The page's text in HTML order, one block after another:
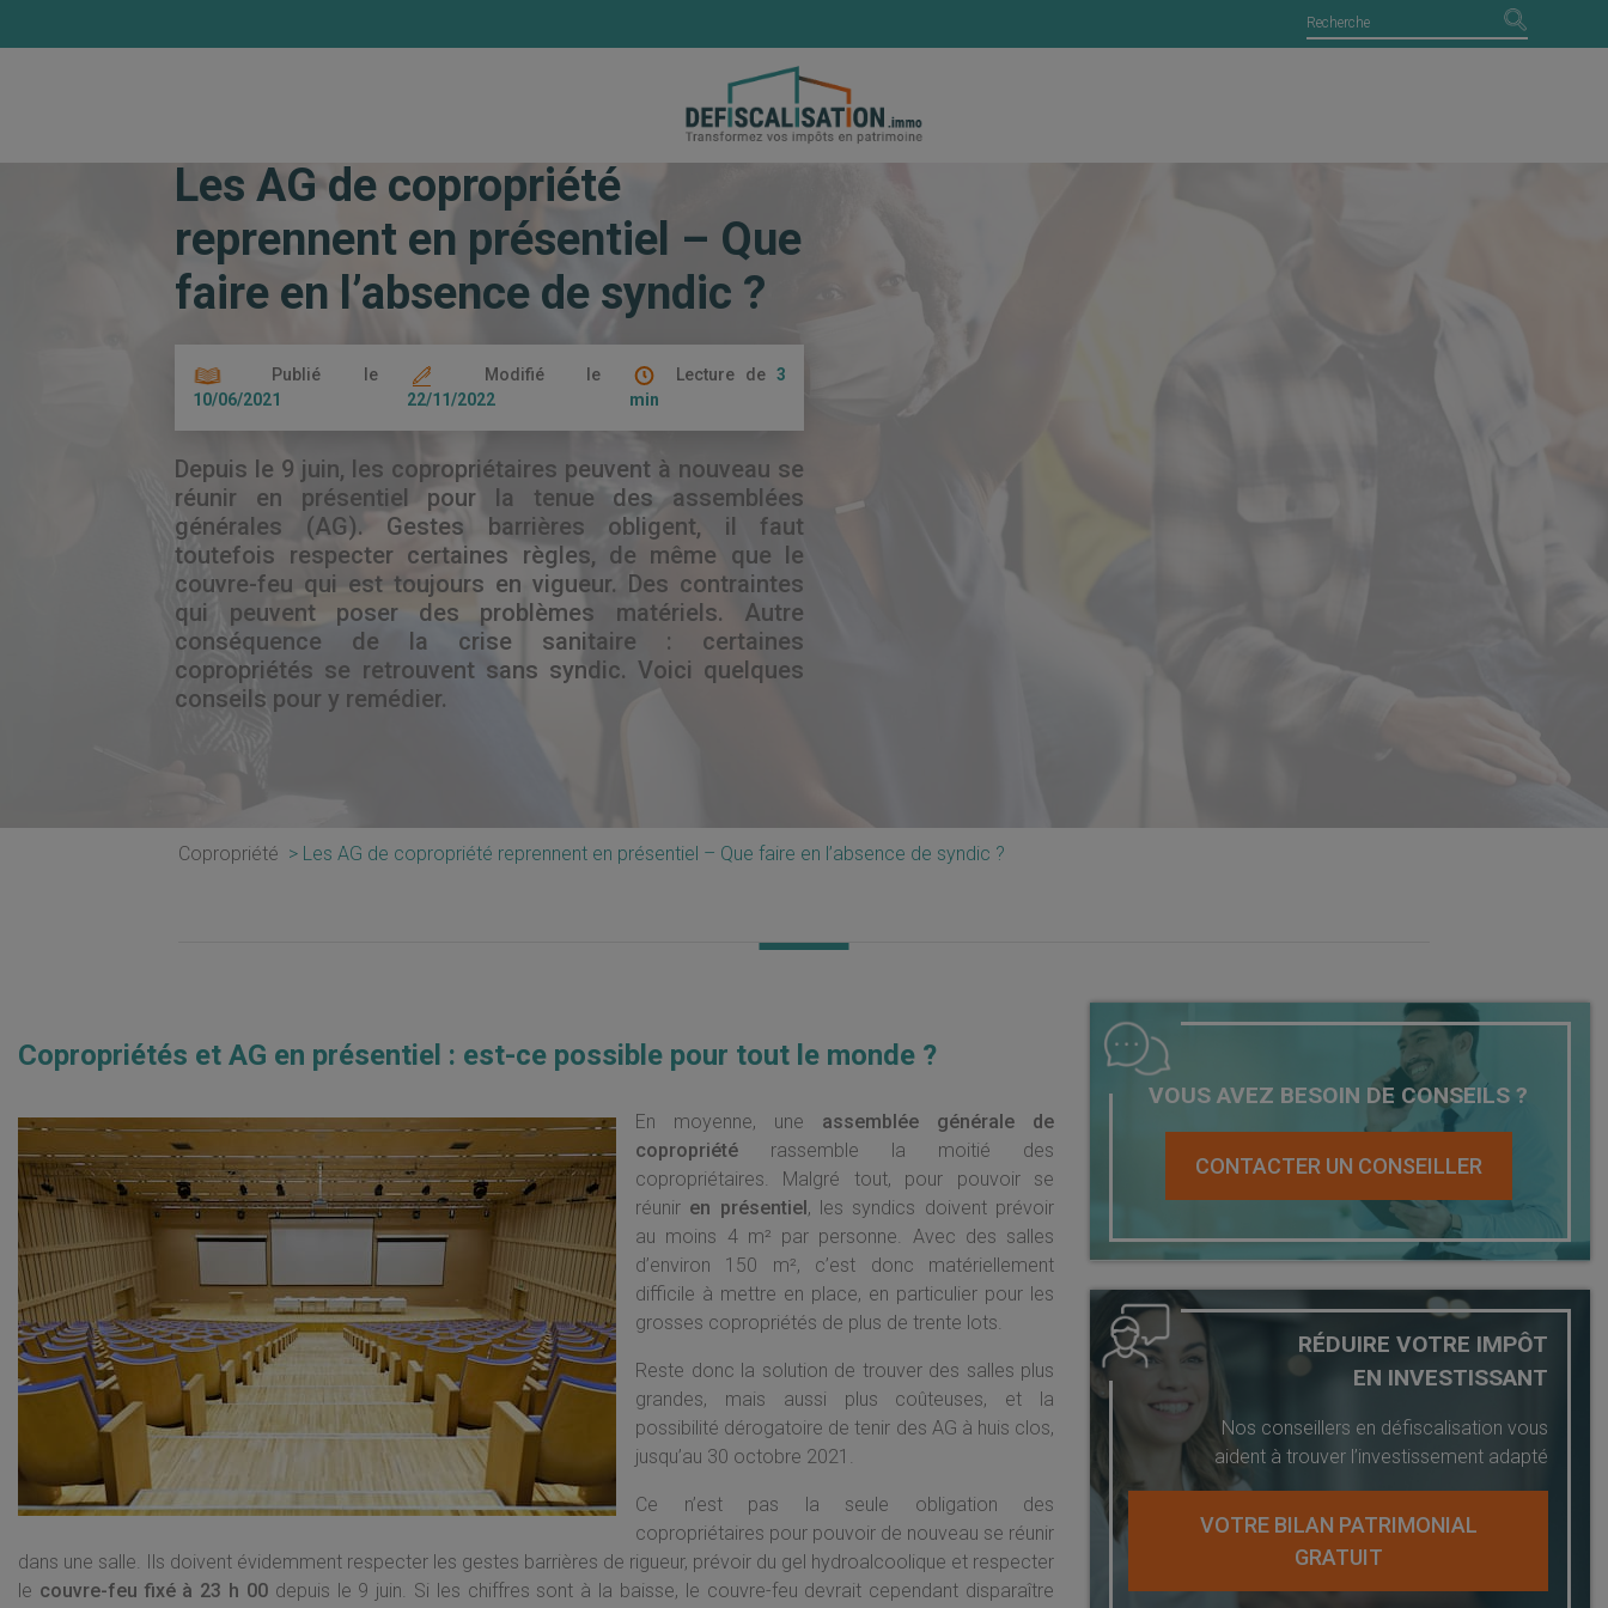
Les AG de copropriété reprennent en présentiel – Que faire en l’absence de syndic ?
Les AG de copropriété
reprennent en présentiel – Que
faire en l’absence de syndic ?
Publié le
10/06/2021
Modifié le
22/11/2022
Lecture de 3
min
Depuis le 9 juin, les copropriétaires peuvent à nouveau se
réunir en présentiel pour la tenue des assemblées
générales (AG). Gestes barrières obligent, il faut
toutefois respecter certaines règles, de même que le
couvre-feu qui est toujours en vigueur. Des contraintes
qui peuvent poser des problèmes matériels. Autre
conséquence de la crise sanitaire : certaines
copropriétés se retrouvent sans syndic. Voici quelques
conseils pour y remédier.
Copropriété Les AG de copropriété reprennent en présentiel – Que faire en l’absence de syndic ?
Copropriétés et AG en présentiel : est-ce possible pour tout le monde ?
En moyenne, une assemblée générale de
copropriété rassemble la moitié des
copropriétaires. Malgré tout, pour pouvoir se
réunir en présentiel, les syndics doivent prévoir
au moins 4 m² par personne. Avec des salles
d’environ 150 m², c’est donc matériellement
difficile à mettre en place, en particulier pour les
grosses copropriétés de plus de trente lots.
Reste donc la solution de trouver des salles plus
grandes, mais aussi plus coûteuses, et la
possibilité dérogatoire de tenir des AG à huis clos,
jusqu’au 30 octobre 2021.
Ce n’est pas la seule obligation des
copropriétaires pour pouvoir de nouveau se réunir
dans une salle. Ils doivent évidemment respecter les gestes barrières de rigueur, prévoir du gel hydroalcoolique et respecter
le couvre-feu fixé à 23 h 00depuis le 9 juin. Si les chiffres sont à la baisse, le couvre-feu devrait cependant disparaître
VOUS AVEZ BESOIN DE CONSEILS ?
CONTACTER UN CONSEILLER
RÉDUIRE VOTRE IMPÔT
EN INVESTISSANT
Nos conseillers en défiscalisation vous
aident à trouver l’investissement adapté
VOTRE BILAN PATRIMONIAL
GRATUIT